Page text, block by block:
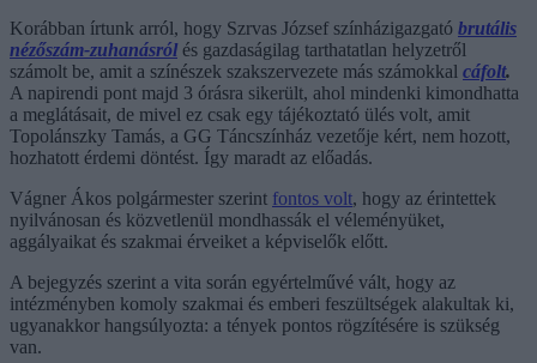
Korábban írtunk arról, hogy Szrvas József színházigazgató brutális
nézőszám-zuhanásról és gazdaságilag tarthatatlan helyzetről
számolt be, amit a színészek szakszervezete más számokkal cáfolt.
A napirendi pont majd 3 órásra sikerült, ahol mindenki kimondhatta
a meglátásait, de mivel ez csak egy tájékoztató ülés volt, amit
Topolánszky Tamás, a GG Táncszínház vezetője kért, nem hozott,
hozhatott érdemi döntést. Így maradt az előadás.
Vágner Ákos polgármester szerint fontos volt, hogy az érintettek
nyilvánosan és közvetlenül mondhassák el véleményüket,
aggályaikat és szakmai érveiket a képviselők előtt.
A bejegyzés szerint a vita során egyértelművé vált, hogy az
intézményben komoly szakmai és emberi feszültségek alakultak ki,
ugyanakkor hangsúlyozta: a tények pontos rögzítésére is szükség
van.